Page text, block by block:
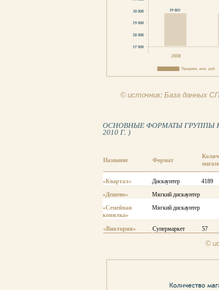
© источник: База данных
ОСНОВНЫЕ ФОРМАТЫ ГРУППЫ
2010 Г. )
Название Формат
«Квартал» Дискаунтер
4189
«Дешево»
Мягкий дискаунтер
«Семейная
копилка»
Мягкий дискаунтер
«Виктория» Супермаркет 57
©